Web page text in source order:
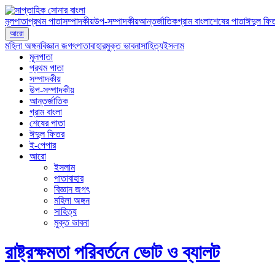
মূলপাতাপ্রথম পাতাসম্পাদকীয়উপ-সম্পাদকীয়আন্তর্জাতিকগ্রাম বাংলাশেষের পাতাঈদুল
আরো
মহিলা অঙ্গনবিজ্ঞান জগৎপাতাবাহারমুক্ত ভাবনাসাহিত্যইসলাম
মূলপাতা
প্রথম পাতা
সম্পাদকীয়
উপ-সম্পাদকীয়
আন্তর্জাতিক
গ্রাম বাংলা
শেষের পাতা
ঈদুল ফিতর
ই-পেপার
আরো
ইসলাম
পাতাবাহার
বিজ্ঞান জগৎ
মহিলা অঙ্গন
সাহিত্য
মুক্ত ভাবনা
রাষ্ট্রক্ষমতা পরিবর্তনে ভোট ও ব্যালট